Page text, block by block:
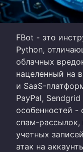
FBot - это
Python,
облачных
нацеленный на
и SaaS-
PayPal,
особенностей -
спам-рассылок,
учетных
атак на